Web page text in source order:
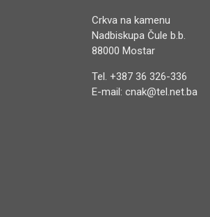
Crkva na kamenu
Nadbiskupa Čule b.b.
88000 Mostar
Tel. +387 36 326-336
E-mail: cnak@tel.net.ba